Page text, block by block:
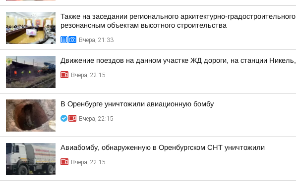
Также на заседании регионального архитектурно-
резонансным объектам высотного строительства
Вчера, 21:33
Движение поездов на данном участке ЖД дороги, на станции
Вчера, 22:15
В Оренбурге уничтожили авиационную бомбу
Вчера, 22:15
Авиабомбу, обнаруженную в Оренбургском СНТ уничтожили
Вчера, 22:15